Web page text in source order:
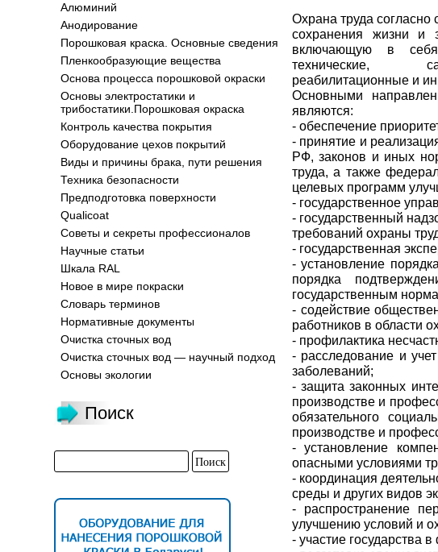
Алюминий
Анодирование
Порошковая краска. Основные сведения
Пленкообразующие вещества
Основа процесса порошковой окраски
Основы электростатики и
трибостатики.Порошковая окраска
Контроль качества покрытия
Оборудование цехов покрытий
Виды и причины брака, пути решения
Техника безопасности
Предподготовка поверхности
Qualicoat
Советы и секреты профессионалов
Научные статьи
Шкала RAL
Новое в мире покраски
Словарь терминов
Нормативные документы
Очистка сточных вод
Очистка сточных вод — научный подход
Основы экологии
Поиск
Охрана труда согласно
сохранения жизни и
включающую в себя
технические,
реабилитационные и
Основными
являются:
- обеспечение
- принятие и
РФ, законов и иных
труда, а также
целевых программ
- государственное
- государственный
требований охраны
- государственная
- установление
порядка
государственным
- содействие
работников в области
- профилактика
- расследование и
заболеваний;
- защита законных
производстве и
обязательного
производстве и
- установление
опасными условиями
- координация
среды и других видов
- распространение
улучшению условий и
- участие государства